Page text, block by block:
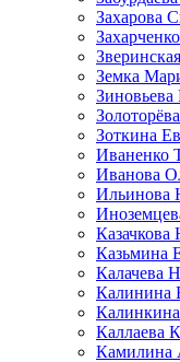
Захарова
Земка
Зиновьева
Зоткина
Иваненко
Иванова
Ильинова
Казьмина
Калачева
Калинина
Каллаева
Камилина